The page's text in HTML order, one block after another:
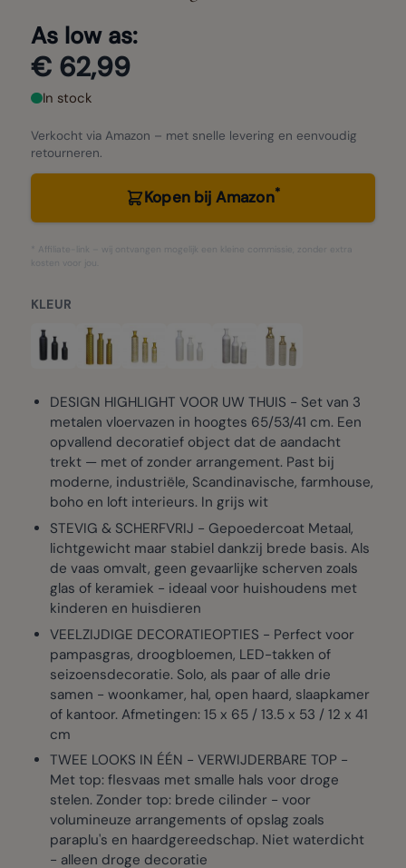
As low as:
€ 62,99
In stock
Verkocht via Amazon – met snelle levering en eenvoudig
retourneren.
Kopen bij Amazon*
* Affiliate-link – wij ontvangen mogelijk een kleine commissie, zonder extra
kosten voor jou.
KLEUR
DESIGN HIGHLIGHT VOOR UW THUIS - Set van 3
metalen vloervazen in hoogtes 65/53/41 cm. Een
opvallend decoratief object dat de aandacht
trekt — met of zonder arrangement. Past bij
moderne, industriële, Scandinavische, farmhouse,
boho en loft interieurs. In grijs wit
STEVIG & SCHERFVRIJ - Gepoedercoat Metaal,
lichtgewicht maar stabiel dankzij brede basis. Als
de vaas omvalt, geen gevaarlijke scherven zoals
glas of keramiek - ideaal voor huishoudens met
kinderen en huisdieren
VEELZIJDIGE DECORATIEOPTIES - Perfect voor
pampasgras, droogbloemen, LED-takken of
seizoensdecoratie. Solo, als paar of alle drie
samen - woonkamer, hal, open haard, slaapkamer
of kantoor. Afmetingen: 15 x 65 / 13.5 x 53 / 12 x 41
cm
TWEE LOOKS IN ÉÉN - VERWIJDERBARE TOP -
Met top: flesvaas met smalle hals voor droge
stelen. Zonder top: brede cilinder - voor
volumineuze arrangements of opslag zoals
paraplu's en haardgereedschap. Niet waterdicht
- alleen droge decoratie